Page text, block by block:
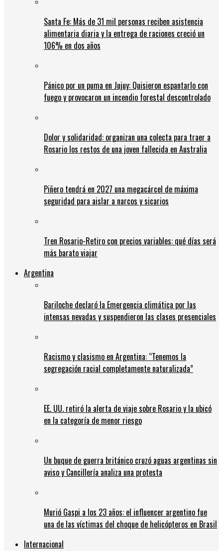
Santa Fe: Más de 31 mil personas reciben asistencia
alimentaria diaria y la entrega de raciones creció un
106% en dos años
Pánico por un puma en Jujuy: Quisieron espantarlo con
fuego y provocaron un incendio forestal descontrolado
Dolor y solidaridad: organizan una colecta para traer a
Rosario los restos de una joven fallecida en Australia
Piñero tendrá en 2027 una megacárcel de máxima
seguridad para aislar a narcos y sicarios
Tren Rosario-Retiro con precios variables: qué días será
más barato viajar
Argentina
Bariloche declaró la Emergencia climática por las
intensas nevadas y suspendieron las clases presenciales
Racismo y clasismo en Argentina: “Tenemos la
segregación racial completamente naturalizada”
EE. UU. retiró la alerta de viaje sobre Rosario y la ubicó
en la categoría de menor riesgo
Un buque de guerra británico cruzó aguas argentinas sin
aviso y Cancillería analiza una protesta
Murió Gaspi a los 23 años: el influencer argentino fue
una de las víctimas del choque de helicópteros en Brasil
Internacional